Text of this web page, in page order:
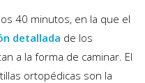
40 minutos, en la que el
detallada de los
a la forma de caminar. El
ortopédicas son la